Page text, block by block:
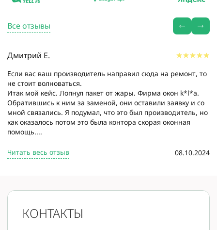
Все отзывы
Дмитрий Е.
Если вас ваш производитель направил сюда на ремонт, то
не стоит волноваться.
Итак мой кейс. Лопнул пакет от жары. Фирма окон k*l*a.
Обратившись к ним за заменой, они оставили заявку и со
мной связались. Я подумал, что это был производитель, но
как оказалось потом это была контора скорая оконная
помощь....
Читать весь отзыв 08.10.2024
КОНТАКТЫ